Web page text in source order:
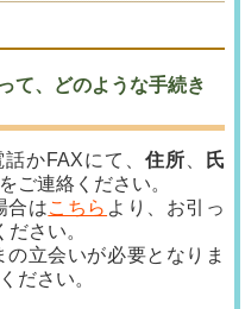
て、どのような手続き
かFAXにて、住所
氏
ご連絡ください。
合はこちら より、お引っ
さい。
立会いが必要となりま
ださい。